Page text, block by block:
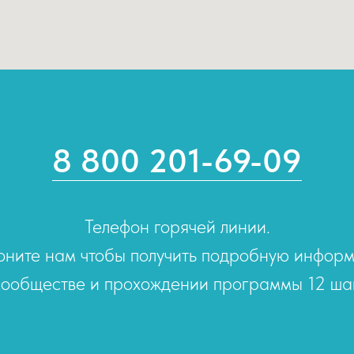
8 800 201-69-09
Телефон горячей линии.
нам чтобы получить подробную
и прохождении программы 12